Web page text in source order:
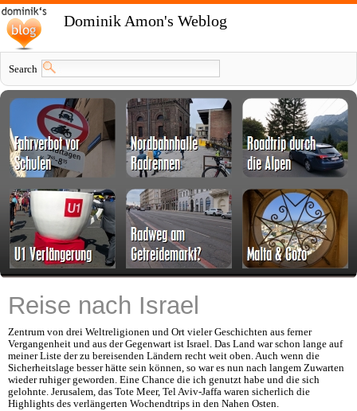
Dominik Amon's Weblog
Search
Reise nach Israel
Zentrum von drei Weltreligionen und Ort vieler Geschichten aus ferner
Vergangenheit und aus der Gegenwart ist Israel. Das Land war schon lange auf
meiner Liste der zu bereisenden Ländern recht weit oben. Auch wenn die
Sicherheitslage besser hätte sein können, so war es nun nach langem Zuwarten
wieder ruhiger geworden. Eine Chance die ich genutzt habe und die sich
gelohnte. Jerusalem, das Tote Meer, Tel Aviv-Jaffa waren sicherlich die
Highlights des verlängerten Wochendtrips in den Nahen Osten.